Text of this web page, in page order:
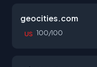
geocities.com
US 100/100